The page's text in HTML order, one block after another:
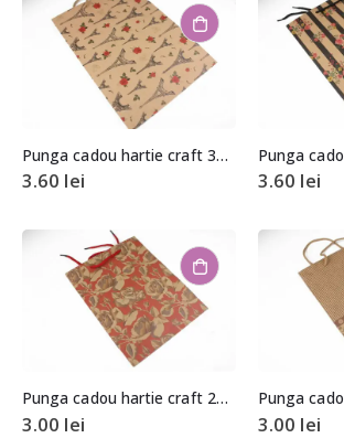
Punga cadou hartie craft 33x24x8cm
3.60 lei 3.60 lei
Punga cadou hartie craft 24,5x19x8cm
3.00 lei 3.00 lei